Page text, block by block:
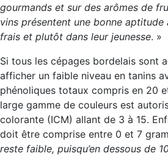
gourmands et sur des arômes de
vins présentent une bonne aptitude
frais et plutôt dans leur jeunesse. »
Si tous les cépages bordelais sont
afficher un faible niveau en tanins
phénoliques totaux compris en 20
large gamme de couleurs est
colorante (ICM) allant de 3 à 15.
doit être comprise entre 0 et 7
reste faible, puisqu’en dessous de